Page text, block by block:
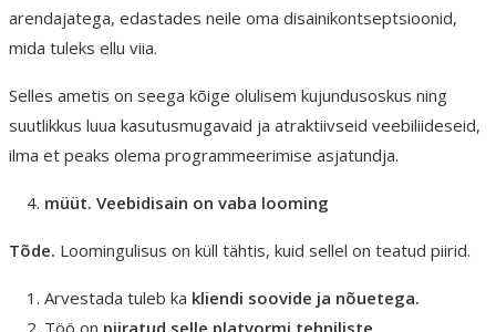
arendajatega, edastades neile oma disainikontseptsioonid,
mida tuleks ellu viia.
Selles ametis on seega kõige olulisem kujundusoskus ning
suutlikkus luua kasutusmugavaid ja atraktiivseid veebiliideseid,
ilma et peaks olema programmeerimise asjatundja.
müüt. Veebidisain on vaba looming
Tõde. Loomingulisus on küll tähtis, kuid sellel on teatud piirid.
Arvestada tuleb ka kliendi soovide ja nõuetega.
Töö on piiratud selle platvormi tehniliste